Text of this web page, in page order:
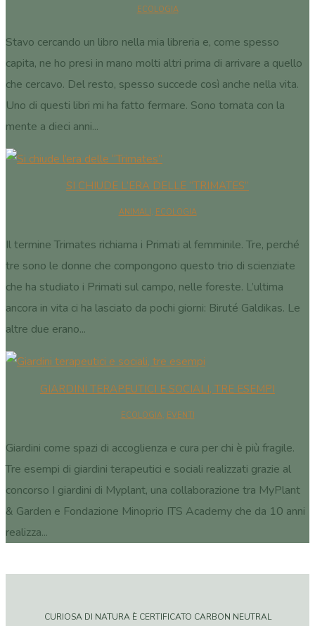
ECOLOGIA
Stavo cercando un libro nella mia libreria e, come spesso
capita, ne ho presi in mano molti altri prima di arrivare a quello
che cercavo. Del resto, spesso succede così anche nella vita.
Uno di questi libri mi ha fatto fermare. Sono tornata con la
mente a dieci anni...
SI CHIUDE L’ERA DELLE “TRIMATES”
ANIMALI, ECOLOGIA
Il termine Trimates richiama i Primati al femminile. Tre, perché
tre sono le donne che compongono questo trio di scienziate
che ha studiato i Primati sul campo, nelle foreste. L’ultima
ancora in vita ci ha lasciato da pochi giorni: Biruté Galdikas. Le
altre due erano...
GIARDINI TERAPEUTICI E SOCIALI, TRE ESEMPI
ECOLOGIA, EVENTI
Giardini come spazi di accoglienza e cura per chi è più fragile.
Tre esempi di giardini terapeutici e sociali realizzati grazie al
concorso I giardini di Myplant, una collaborazione tra MyPlant
& Garden e Fondazione Minoprio ITS Academy che da 10 anni
realizza...
CURIOSA DI NATURA È CERTIFICATO CARBON NEUTRAL